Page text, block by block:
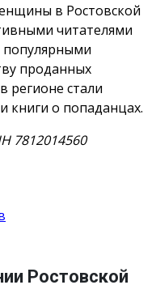
в Ростовской
читателями
проданных
регионе стали
книги о попаданцах.
7812014560
Ростовской